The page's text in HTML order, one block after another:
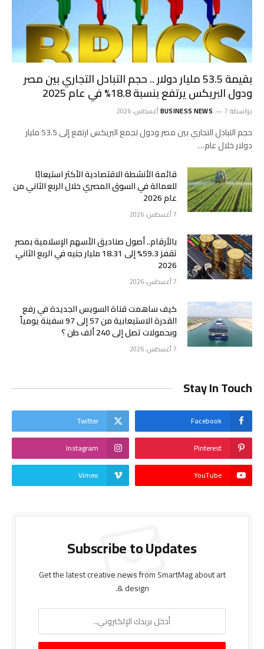
بقيمة 53.5 مليار دولار .. حجم التبادل التجاري بين مصر
ودول البريكس يرتفع بنسبة 18.8% في عام 2025
بواسطة BUSINESS NEWS 7 أغسطس، 2026
حجم التبادل التجاري بين مصر ودول تجمع البريكس ارتفع إلى 53.5 مليار
دولار خلال عام…
قائمة الأنشطة الاقتصادية الأكثر استيعابًا
للعمالة في السوق المصري خلال الربع الثاني من
عام 2026
7 أغسطس، 2026
بالأرقام.. أصول صناديق الأسهم الإسلامية بمصر
تقفز 59.3% إلى 18.31 مليار جنيه في الربع الثاني
2026
7 أغسطس، 2026
كيف ساهمت قناة السويس الجديدة في رفع
القدرة الاستيعابية من 57 إلى 97 سفينة يومياً
وبحمولات تصل إلى 240 ألف طن ؟
7 أغسطس، 2026
Stay In Touch
Facebook
Twitter
Pinterest
Instagram
YouTube
Vimeo
Subscribe to Updates
Get the latest creative news from SmartMag about art
& design.